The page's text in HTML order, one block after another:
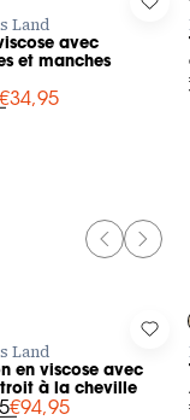
en coton avec col
Top en viscose
Land
avec
et manches
€34,95
Log
to your
Pantalon en
Land
en viscose avec
à la cheville
€94,95
Log